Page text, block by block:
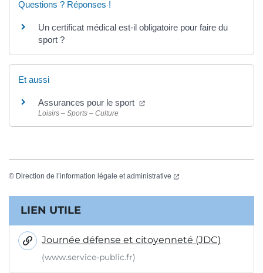
Questions ? Réponses !
Un certificat médical est-il obligatoire pour faire du
sport ?
Et aussi
Assurances pour le sport (ouverture dans un nouvel
Loisirs – Sports – Culture
© Direction de l’information légale et administrative (ouverture dans un
Informations complémentaires
LIEN UTILE
Journée défense et citoyenneté (JDC)
(www.service-public.fr)